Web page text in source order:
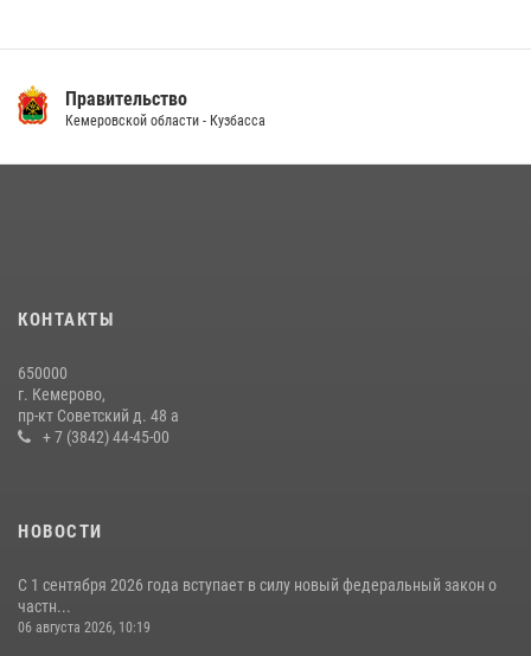
14 июля 2026, 08:52 1
20 июля 2026, 08:52
гипермаркета товары на 13 тысяч рублей (ВИДЕО)
16 июля 2026, 06:43
Правительство
Кемеровской области - Кузбасса
КОНТАКТЫ
650000
г. Кемерово,
пр-кт Советский д. 48 а
+ 7 (3842) 44-45-00
НОВОСТИ
С 1 сентября 2026 года вступает в силу новый федеральный закон о
частн...
06 августа 2026, 10:19